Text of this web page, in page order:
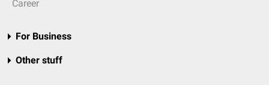
Career
For Business
Other stuff